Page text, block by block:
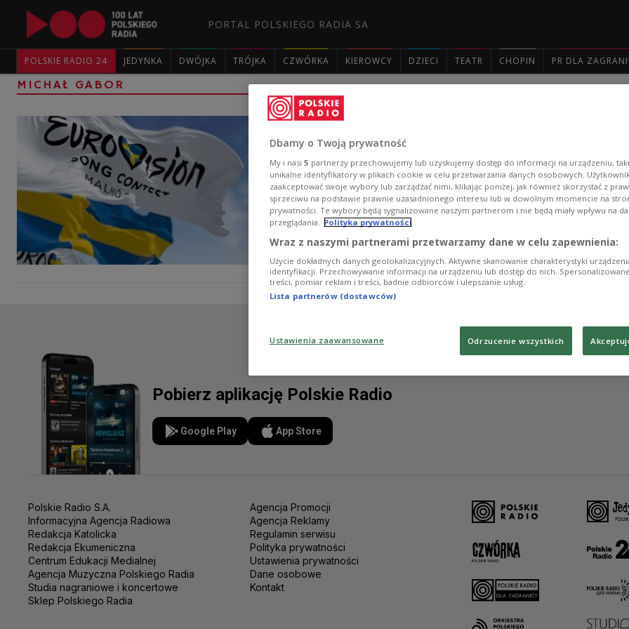
PORTAL POLSKIEGO RADIA SA
POLSKIE RADIO 24 JEDYNKA DWÓJKA TRÓJKA CZWÓRKA KIEROWCY DZIECI TEATR CHOPIN PR DLA
MICHAŁ GABOR
Eurowizja 2024. Steczkowska,
Eurowizję? [WIDEO]
Kilkudziesięciu wykonawców walczy o
zgłoszeń są znane - również z eurowizyjnej rywalizacji
Natasza Urbańska. Nie brakuje także zgłoszeń
jednej z edycji programu TVP "The Voice Kids". Na
Pana Savyana, znanego z muzycznego wiralu "W
Zobacz więcej na temat:W POLSKIM RADIU Eurowizja
Jacek Cygan Marcin Nierubiec Dominik Dudek Justyna
MUZYKA TYLKO U NAS
Pobierz aplikację Polskie Radio
Google Play App Store
Polskie Radio S.A.
Informacyjna Agencja Radiowa
Redakcja Katolicka
Redakcja Ekumeniczna
Centrum Edukacji Medialnej
Agencja Muzyczna Polskiego Radia
Studia nagraniowe i koncertowe
Sklep Polskiego Radia
Agencja Promocji
Agencja Reklamy
Regulamin serwisu
Polityka prywatności
Ustawienia prywatności
Dane osobowe
Kontakt
Dbamy o Twoją prywatność
My i nasi 5 partnerzy przechowujemy lub uzyskujemy dostęp do informacji na urządzeniu,
unikalne identyfikatory w plikach cookie w celu przetwarzania danych osobowych.
zaakceptować swoje wybory lub zarządzać nimi, klikając poniżej, jak również skorzystać z
sprzeciwu na podstawie prawnie uzasadnionego interesu lub w dowolnym momencie na
prywatności. Te wybory będą sygnalizowane naszym partnerom i nie będą miały wpływu na
przeglądania. Polityka prywatności
Wraz z naszymi partnerami przetwarzamy dane w celu zapewnienia:
Użycie dokładnych danych geolokalizacyjnych. Aktywne skanowanie charakterystyki
identyfikacji. Przechowywanie informacji na urządzeniu lub dostęp do nich.
treści, pomiar reklam i treści, badnie odbiorców i ulepszanie usług.
Lista partnerów (dostawców)
Ustawienia zaawansowane Odrzucenie wszystkich